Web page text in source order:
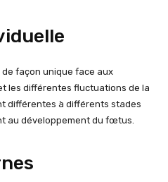
façon unique face aux
les différentes fluctuations de la
différentes à différents stades
au développement du fœtus.